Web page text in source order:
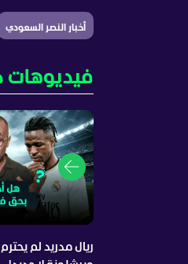
أخبار النصر السعودي
فيديوهات
ريال مدريد لم